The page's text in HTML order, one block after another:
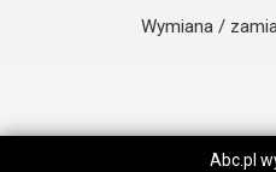
Wymiana /
Abc.pl